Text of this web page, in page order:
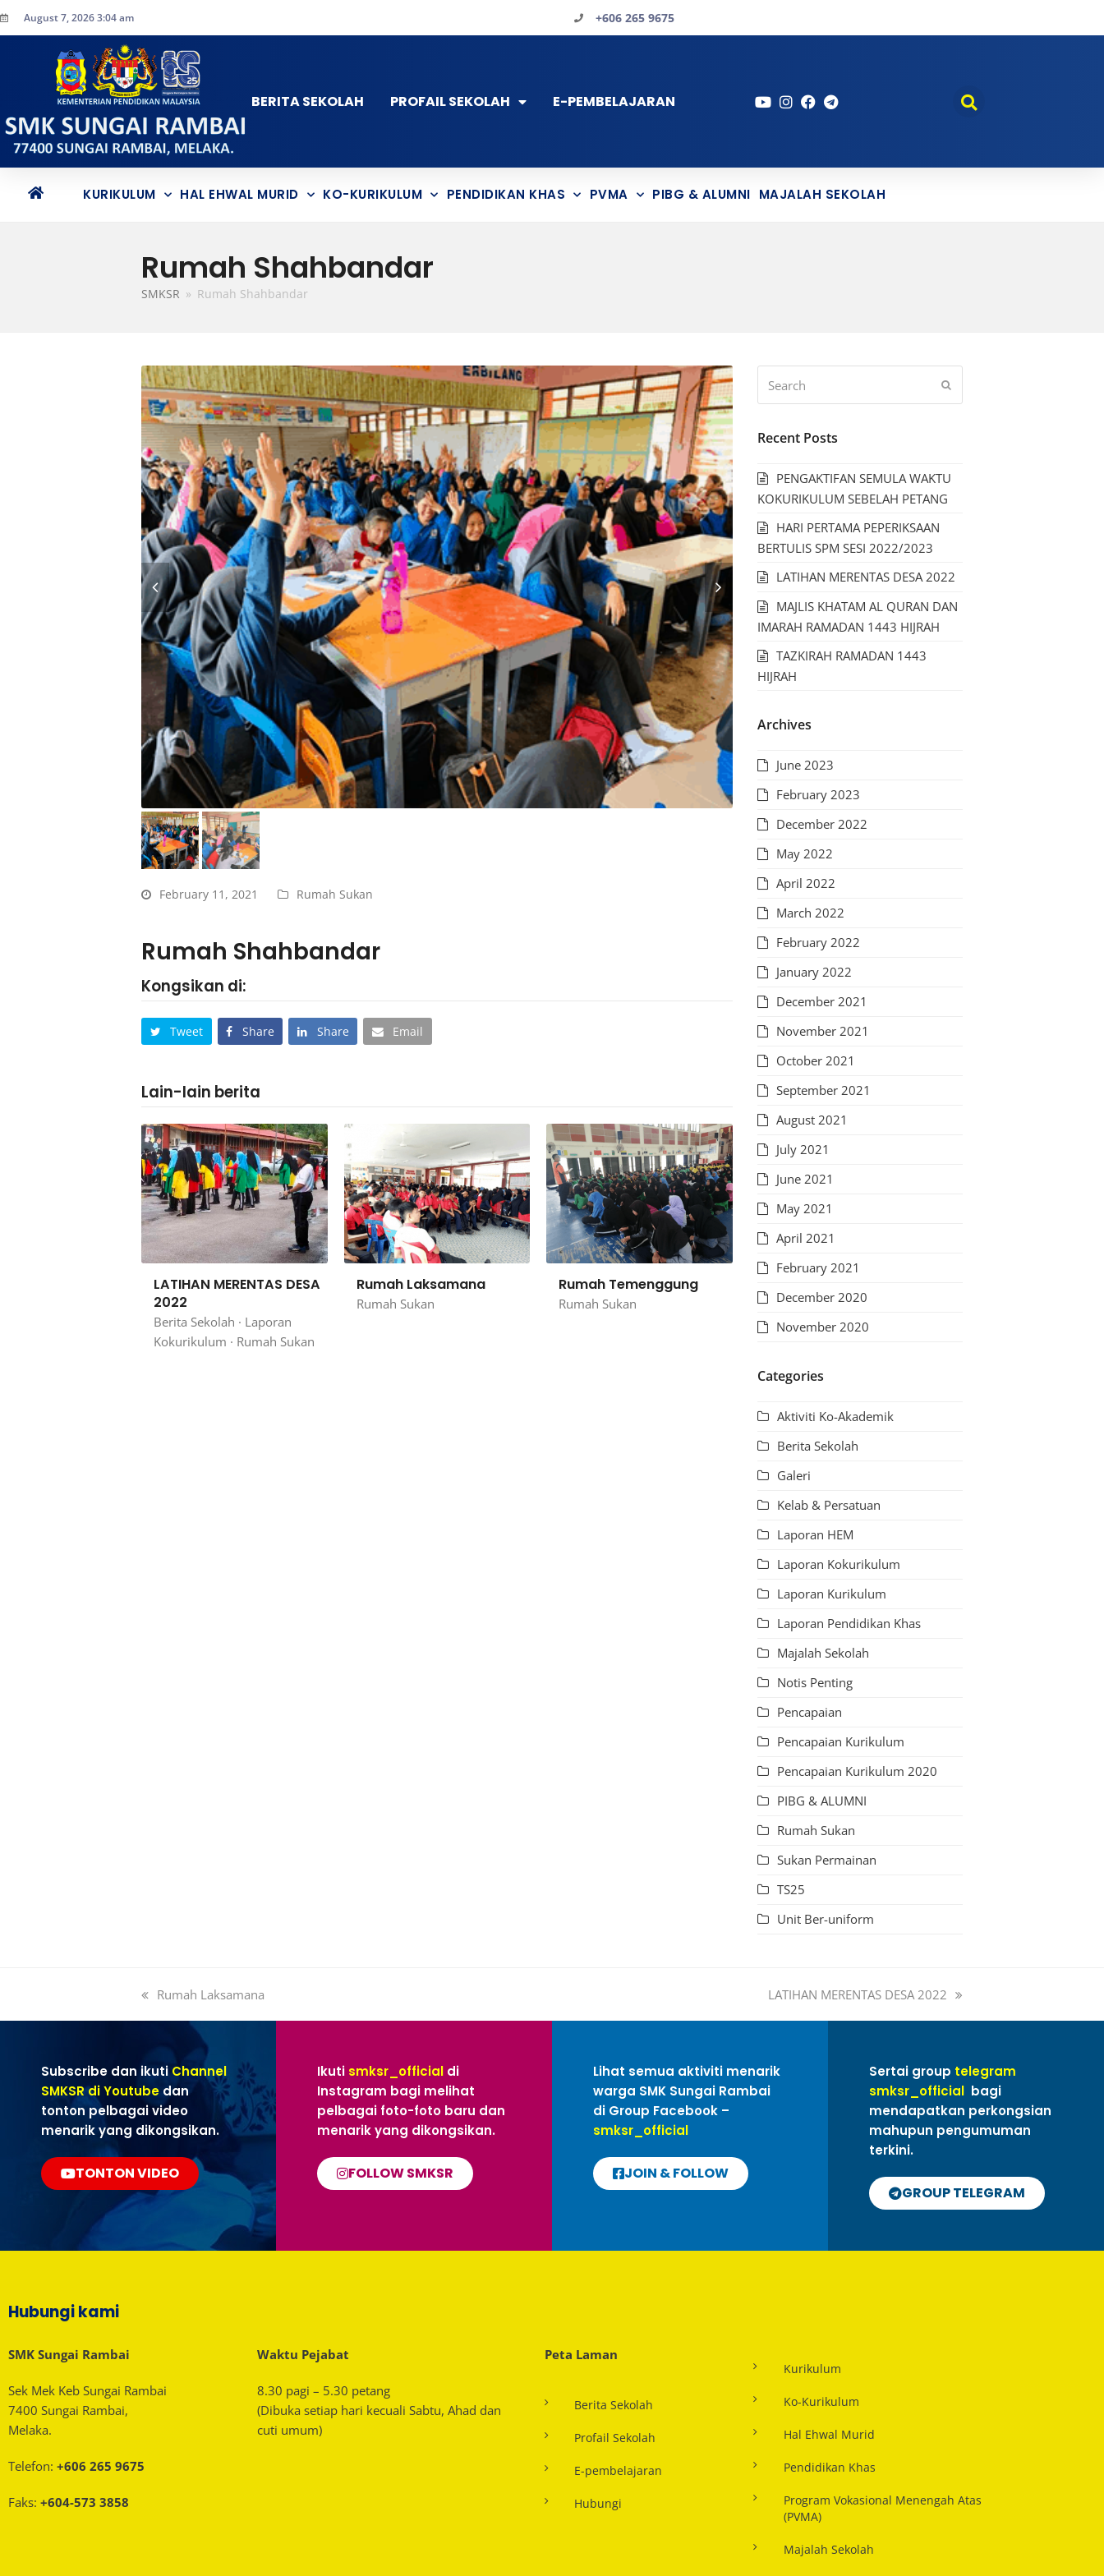
August 7, 2026 3:04 am +606 265 9675
BERITA SEKOLAH PROFAIL SEKOLAH E-PEMBELAJARAN
KURIKULUM HAL EHWAL MURID KO-KURIKULUM PENDIDIKAN KHAS PVMA PIBG & ALUMNI MAJALAH SEKOLAH
Rumah Shahbandar
SMKSR » Rumah Shahbandar
February 11, 2021 Rumah Sukan
Rumah Shahbandar
Kongsikan di:
Tweet Share Share Email
Lain-lain berita
LATIHAN MERENTAS DESA
2022
Berita Sekolah · Laporan
Kokurikulum · Rumah Sukan
Rumah Laksamana
Rumah Sukan
Rumah Temenggung
Rumah Sukan
Recent Posts
PENGAKTIFAN SEMULA WAKTU
KOKURIKULUM SEBELAH PETANG
HARI PERTAMA PEPERIKSAAN
BERTULIS SPM SESI 2022/2023
LATIHAN MERENTAS DESA 2022
MAJLIS KHATAM AL QURAN DAN
IMARAH RAMADAN 1443 HIJRAH
TAZKIRAH RAMADAN 1443
HIJRAH
Archives
June 2023
February 2023
December 2022
May 2022
April 2022
March 2022
February 2022
January 2022
December 2021
November 2021
October 2021
September 2021
August 2021
July 2021
June 2021
May 2021
April 2021
February 2021
December 2020
November 2020
Categories
Aktiviti Ko-Akademik
Berita Sekolah
Galeri
Kelab & Persatuan
Laporan HEM
Laporan Kokurikulum
Laporan Kurikulum
Laporan Pendidikan Khas
Majalah Sekolah
Notis Penting
Pencapaian
Pencapaian Kurikulum
Pencapaian Kurikulum 2020
PIBG & ALUMNI
Rumah Sukan
Sukan Permainan
TS25
Unit Ber-uniform
Rumah Laksamana LATIHAN MERENTAS DESA 2022
Subscribe dan ikutiChannel
SMKSR di Youtube dan
tonton pelbagai video
menarik yang dikongsikan.
TONTON VIDEO
Ikuti smksr_official di
Instagram bagi melihat
pelbagai foto-foto baru dan
menarik yang dikongsikan.
FOLLOW SMKSR
Lihat semua aktiviti menarik
warga SMK Sungai Rambai
di Group Facebook –
smksr_official
JOIN & FOLLOW
Sertai group telegram
smksr_official bagi
mendapatkan perkongsian
mahupun pengumuman
terkini.
GROUP TELEGRAM
Hubungi kami
SMK Sungai Rambai
Sek Mek Keb Sungai Rambai
7400 Sungai Rambai,
Melaka.
Telefon: +606 265 9675
Faks: +604-573 3858
Waktu Pejabat
8.30 pagi – 5.30 petang
(Dibuka setiap hari kecuali Sabtu, Ahad dan
cuti umum)
Peta Laman
Berita Sekolah
Profail Sekolah
E-pembelajaran
Hubungi
Kurikulum
Ko-Kurikulum
Hal Ehwal Murid
Pendidikan Khas
Program Vokasional Menengah Atas
(PVMA)
Majalah Sekolah